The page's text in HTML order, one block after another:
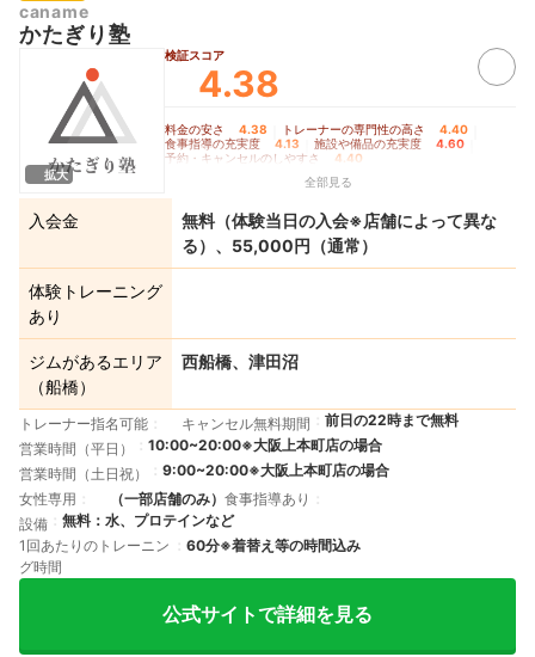
caname
かたぎり塾
拡大
検証スコア
4.38
料金の安さ 4.38 トレーナーの専門性の高さ 4.40
食事指導の充実度 4.13 施設や備品の充実度 4.60
予約・キャンセルのしやすさ
4.40
全部見る
入会金
無料（体験当日の入会※店舗によって異な
る）、55,000円（通常）
体験トレーニング
あり
ジムがあるエリア
（船橋）
西船橋、津田沼
トレーナー指名可能 キャンセル無料期間
前日の22時まで無料
営業時間（平日）
10:00~20:00※大阪上本町店の場合
営業時間（土日祝）
9:00~20:00※大阪上本町店の場合
女性専用
（一部店舗のみ） 食事指導あり
設備
無料：水、プロテインなど
1回あたりのトレーニン
グ時間
60分※着替え等の時間込み
公式サイトで詳細を見る